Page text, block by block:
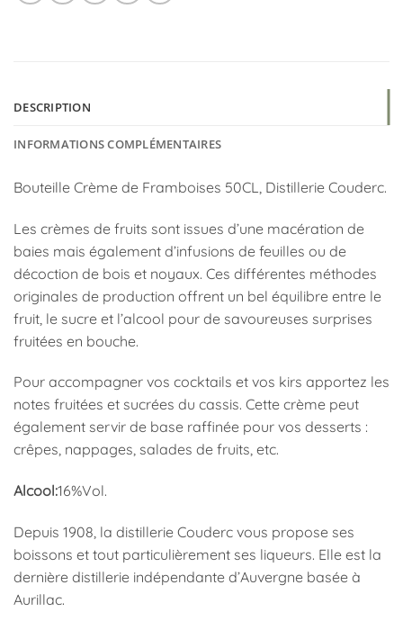
DESCRIPTION
INFORMATIONS COMPLÉMENTAIRES
Bouteille Crème de Framboises 50CL, Distillerie Couderc.
Les crèmes de fruits sont issues d’une macération de
baies mais également d’infusions de feuilles ou de
décoction de bois et noyaux. Ces différentes méthodes
originales de production offrent un bel équilibre entre le
fruit, le sucre et l’alcool pour de savoureuses surprises
fruitées en bouche.
Pour accompagner vos cocktails et vos kirs apportez les
notes fruitées et sucrées du cassis. Cette crème peut
également servir de base raffinée pour vos desserts :
crêpes, nappages, salades de fruits, etc.
Alcool:16%Vol.
Depuis 1908, la distillerie Couderc vous propose ses
boissons et tout particulièrement ses liqueurs. Elle est la
dernière distillerie indépendante d’Auvergne basée à
Aurillac.